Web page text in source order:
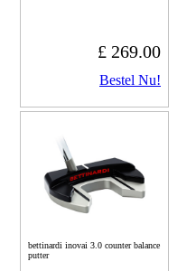
£ 269.00
Bestel Nu!
bettinardi inovai 3.0 counter balance
putter